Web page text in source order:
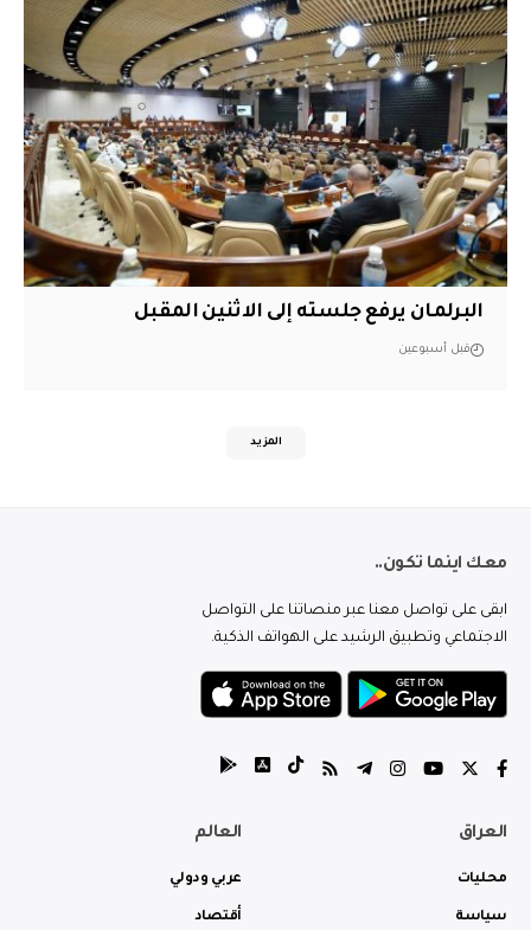
البرلمان يرفع جلسته إلى الاثنين المقبل
قبل أسبوعين
المزيد
معك اينما تكون..
ابقى على تواصل معنا عبر منصاتنا على التواصل
الاجتماعي وتطبيق الرشيد على الهواتف الذكية.
العراق
محليات
سياسة
العالم
عربي ودولي
أقتصاد